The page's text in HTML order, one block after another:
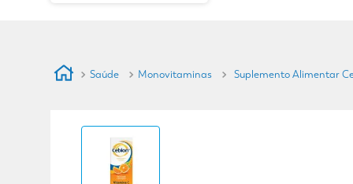
Dermocosméticos
Higiene & Beleza
Conveniência
Saúde Monovitaminas Suplemento Alimentar